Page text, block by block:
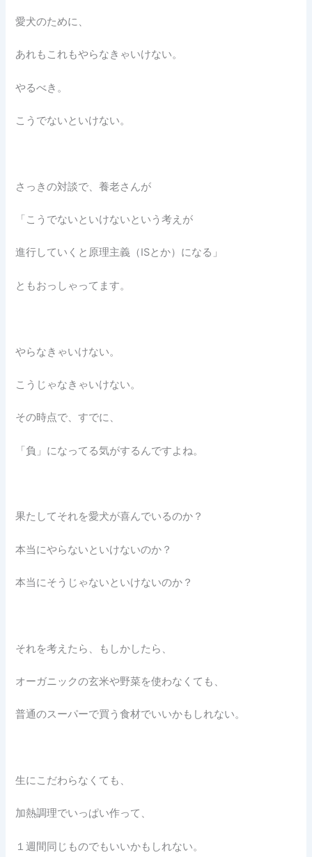
愛犬のために、
あれもこれもやらなきゃいけない。
やるべき。
こうでないといけない。
さっきの対談で、養老さんが
「こうでないといけないという考えが
進行していくと原理主義（ISとか）になる」
ともおっしゃってます。
やらなきゃいけない。
こうじゃなきゃいけない。
その時点で、すでに、
「負」になってる気がするんですよね。
果たしてそれを愛犬が喜んでいるのか？
本当にやらないといけないのか？
本当にそうじゃないといけないのか？
それを考えたら、もしかしたら、
オーガニックの玄米や野菜を使わなくても、
普通のスーパーで買う食材でいいかもしれない。
生にこだわらなくても、
加熱調理でいっぱい作って、
１週間同じものでもいいかもしれない。